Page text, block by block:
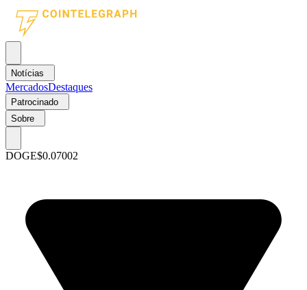
Notícias
MercadosDestaques
Patrocinado
Sobre
DOGE$0.07002